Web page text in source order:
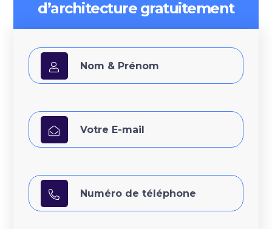
d’architecture gratuitement